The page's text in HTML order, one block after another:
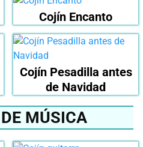
Cojín Encanto
Cojín Pesadilla antes
de Navidad
MÚSICA